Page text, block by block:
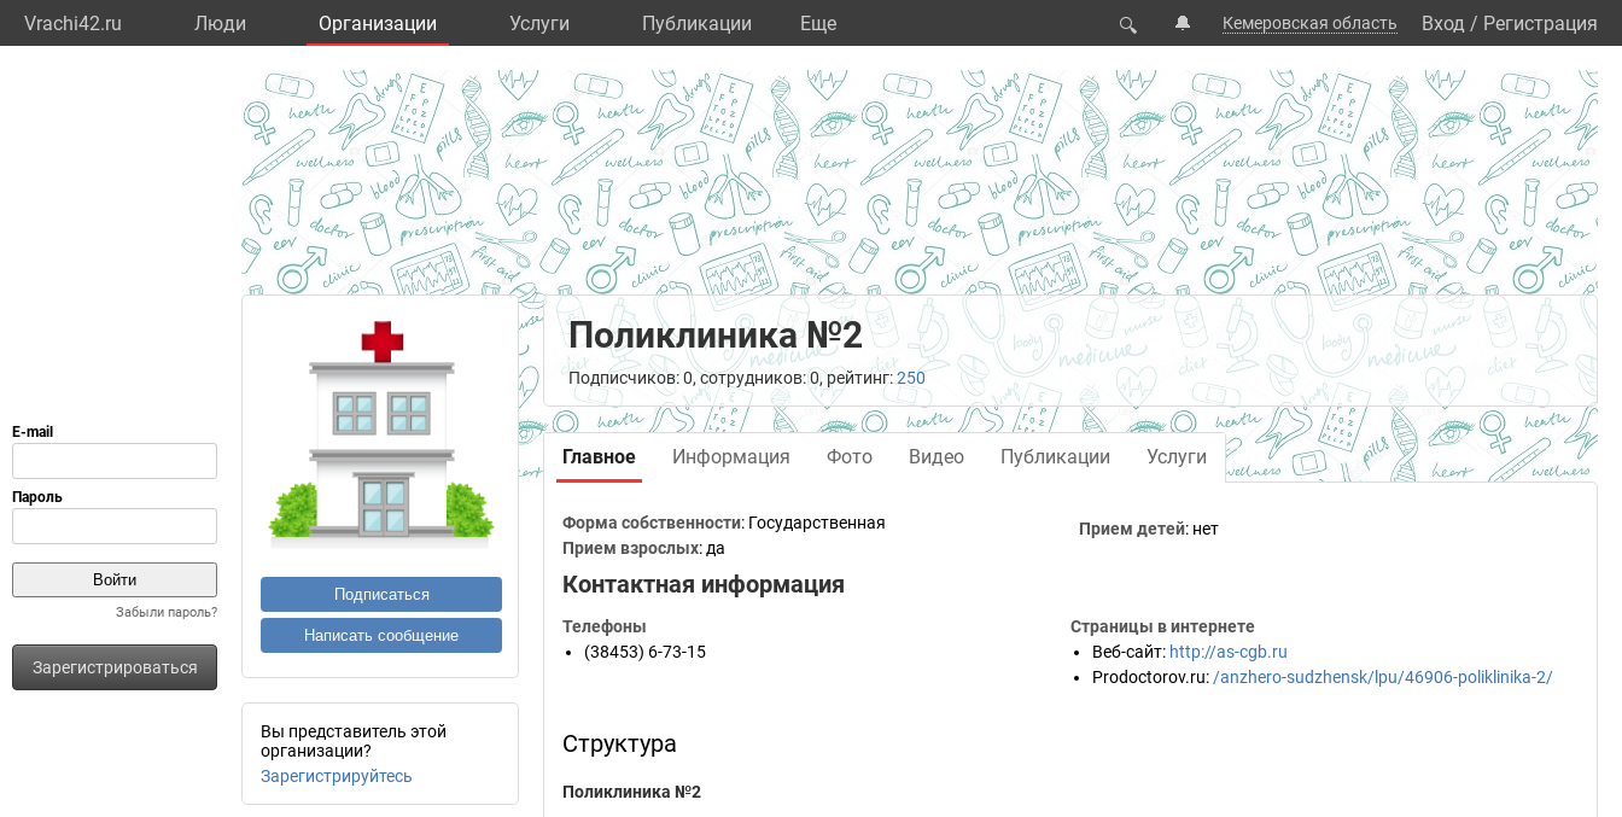
Vrachi42.ru Люди Организации Услуги Публикации Eще 🔍 🔔 Кемеровская область Вход / Регистрация
Забыли пароль?
Зарегистрироваться
Подписаться
Написать сообщение
Вы представитель этой
организации?
Зарегистрируйтесь
Поликлиника №2
Подписчиков: 0, сотрудников: 0, рейтинг:250
Главное Информация Фото Видео Публикации Услуги
Форма собственности: Государственная
Прием взрослых: да
Прием детей: нет
Контактная информация
Телефоны
(38453) 6-73-15
Страницы в интернете
Веб-сайт: http://as-cgb.ru
Prodoctorov.ru: /anzhero-sudzhensk/lpu/46906-poliklinika-2/
Структура
Поликлиника №2